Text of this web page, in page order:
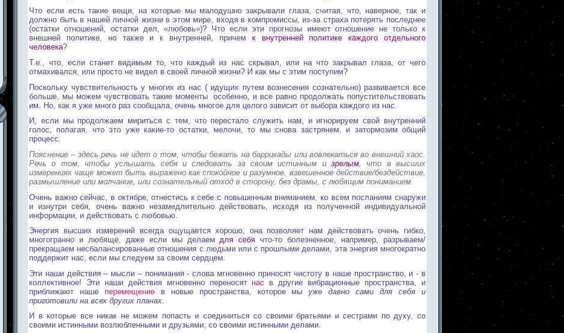
Что если есть такие вещи, на которые мы малодушно закрывали глаза, считая, что, наверное, так и
должно быть в нашей личной жизни в этом мире, входя в компромиссы, из-за страха потерять последнее
(остатки отношений, остатки дел, «любовь»)? Что если эти прогнозы имеют отношение не только к
внешней политике, но также и к внутренней, причем к внутренней политике каждого отдельного
человека?
Т.е., что, если станет видимым то, что каждый из нас скрывал, или на что закрывал глаза, от чего
отмахивался, или просто не видел в своей личной жизни? И как мы с этим поступим?
Поскольку чувствительность у многих из нас ( идущих путем вознесения сознательно) развивается все
больше, мы можем чувствовать такие моменты особенно, и все равно продолжать попустительствовать
им. Но, как я уже много раз сообщала, очень многое для целого зависит от выбора каждого из нас.
И, если мы продолжаем мириться с тем, что перестало служить нам, и игнорируем свой внутренний
голос, полагая, что это уже какие-то остатки, мелочи, то мы снова застрянем, и затормозим общий
процесс.
Пояснение – здесь речь не идет о том, чтобы бежать на баррикады или вовлекаться во внешний хаос.
Речь о том, чтобы услышать себя и следовать за своим истинным и зрелым , что в высших
измерениях чаще может быть выражено как спокойное и разумное, взвешенное действие/бездействие,
размышление или молчание, или сознательный отход в сторону, без драмы, с любящим пониманием.
Очень важно сейчас, в октябре, отнестись к себе с повышенным вниманием, ко всем посланиям снаружи
и изнутри себя, очень важно незамедлительно действовать, исходя из полученной индивидуальной
информации, и действовать с любовью.
Энергия высших измерений всегда ощущается хорошо, она позволяет нам действовать очень гибко,
многогранно и любяще, даже если мы делаемдля себя что-то болезненное, например, разрываем/
прекращаем несбалансированные отношения с людьми или с прошлыми делами, эта энергия многократно
поддержит нас, если мы следуем за своим сердцем.
Эти наши действия – мысли – понимания - слова мгновенно приносят чистоту в наше пространство, и - в
коллективное! Эти наши действия мгновенно переносят нас в другие вибрационные пространства, и
приближают наше перемещениев новые пространства, которое мыуже давно сами для себя и
приготовили на всех других планах.
И в которые все никак не можем попасть и соединиться со своими братьями и сестрами по духу, со
своими истинными возлюбленными и друзьями, со своими истинными делами.